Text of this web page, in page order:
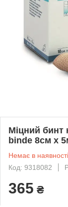
Міцний бинт
binde 8см х
Немає в наявності
Код: 9318082
365 ₴